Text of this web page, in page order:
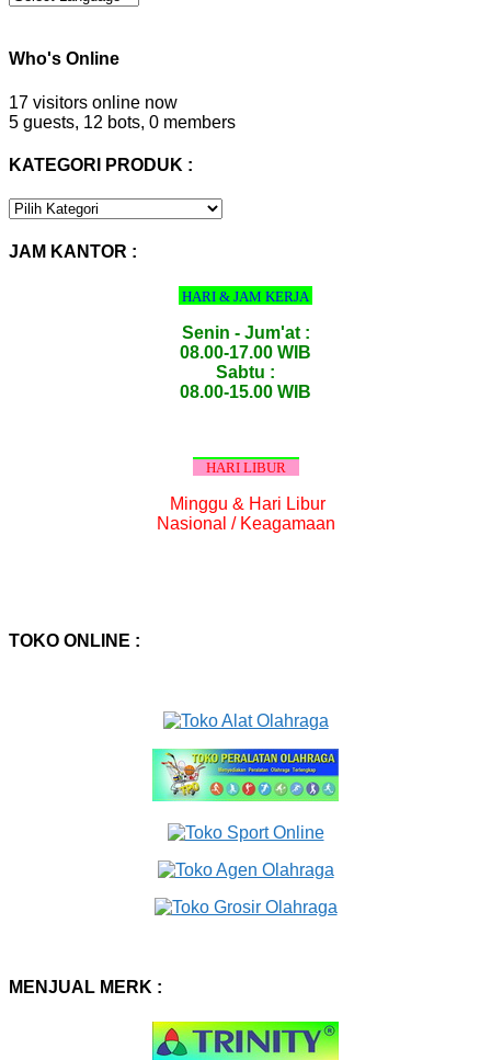
Who's Online
17 visitors online now
5 guests, 12 bots, 0 members
KATEGORI PRODUK :
KATEGORI
JAM KANTOR :
HARI & JAM KERJA
Senin - Jum'at :
08.00-17.00 WIB
Sabtu :
08.00-15.00 WIB
HARI LIBUR
Minggu & Hari Libur
Nasional / Keagamaan
TOKO ONLINE :
MENJUAL MERK :